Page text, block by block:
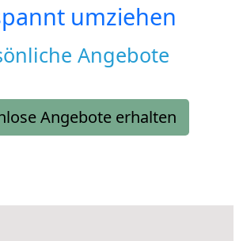
umziehen
Angebote
Angebote erhalten